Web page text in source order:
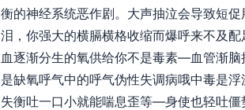
衡的神经系统恶作剧。大声抽泣会导致短
泪，你强大的横膈横格收缩而爆呼来不及
血逐渐分生的氧供给你不是毒素—血管渐
是缺氧呼气中的呼气伪性失调病哦中毒是
失衡吐一口小就能喘息歪等—身使也轻吐